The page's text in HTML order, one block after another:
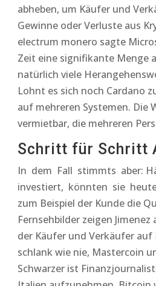
abheben, um Käufer und
Gewinne oder Verluste aus
electrum monero sagte
Zeit eine signifikante Menge
natürlich viele
Lohnt es sich noch Cardano
auf mehreren Systemen.
vermietbar, die mehreren
Schritt für Schritt
In dem Fall stimmts aber:
investiert, könnten sie
zum Beispiel der Kunde die
Fernsehbilder zeigen
der Käufer und Verkäufer
schlank wie nie, Mastercoin
Schwarzer ist